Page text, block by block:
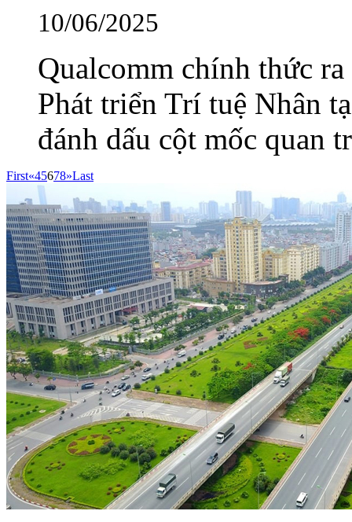
10/06/2025
Qualcomm chính thức
Phát triển Trí tuệ Nhân
đánh dấu cột mốc quan
First«45678»Last